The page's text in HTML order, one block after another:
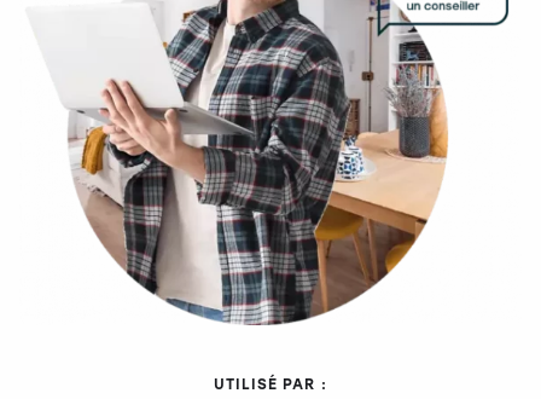
UTILISÉ PAR :